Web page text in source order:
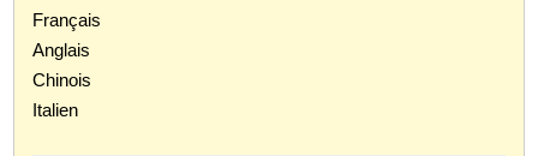
Français
Anglais
Chinois
Italien